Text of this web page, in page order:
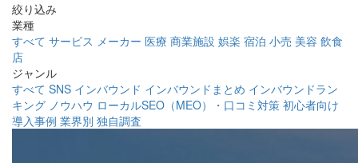
絞り込み
業種
すべて サービス メーカー 医療 商業施設 娯楽 宿泊 小売 美容 飲食
店
ジャンル
すべて SNS インバウンド インバウンドまとめ インバウンドラン
キング ノウハウ ローカルSEO（MEO）・口コミ対策 初心者向け
導入事例 業界別 独自調査